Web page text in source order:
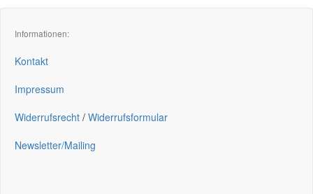
Informationen:
Kontakt
Impressum
Widerrufsrecht / Widerrufsformular
Newsletter/Mailing